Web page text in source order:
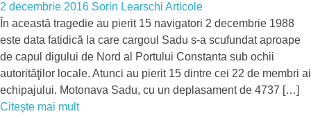
2 decembrie 2016 Sorin Learschi Articole
În această tragedie au pierit 15 navigatori 2 decembrie 1988
este data fatidică la care cargoul Sadu s-a scufundat aproape
de capul digului de Nord al Portului Constanta sub ochii
autorităţilor locale. Atunci au pierit 15 dintre cei 22 de membri ai
echipajului. Motonava Sadu, cu un deplasament de 4737 […]
Citește mai mult